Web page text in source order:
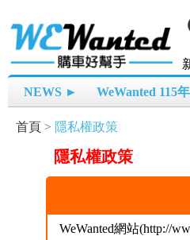
NEWS ► WeWanted 115
首頁 > 隱私權政策
隱私權政策
WeWanted網站(http://